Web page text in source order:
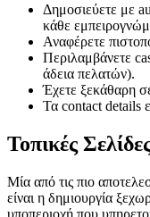
Δημοσιεύετε με
κάθε
Αναφέρετε
Περιλαμβάνετε
άδεια πελατών).
Έχετε ξεκάθαρη
Τα contact details
Τοπικές
Μία από τις πιο
είναι η δημιουργία
υποπεριοχή που